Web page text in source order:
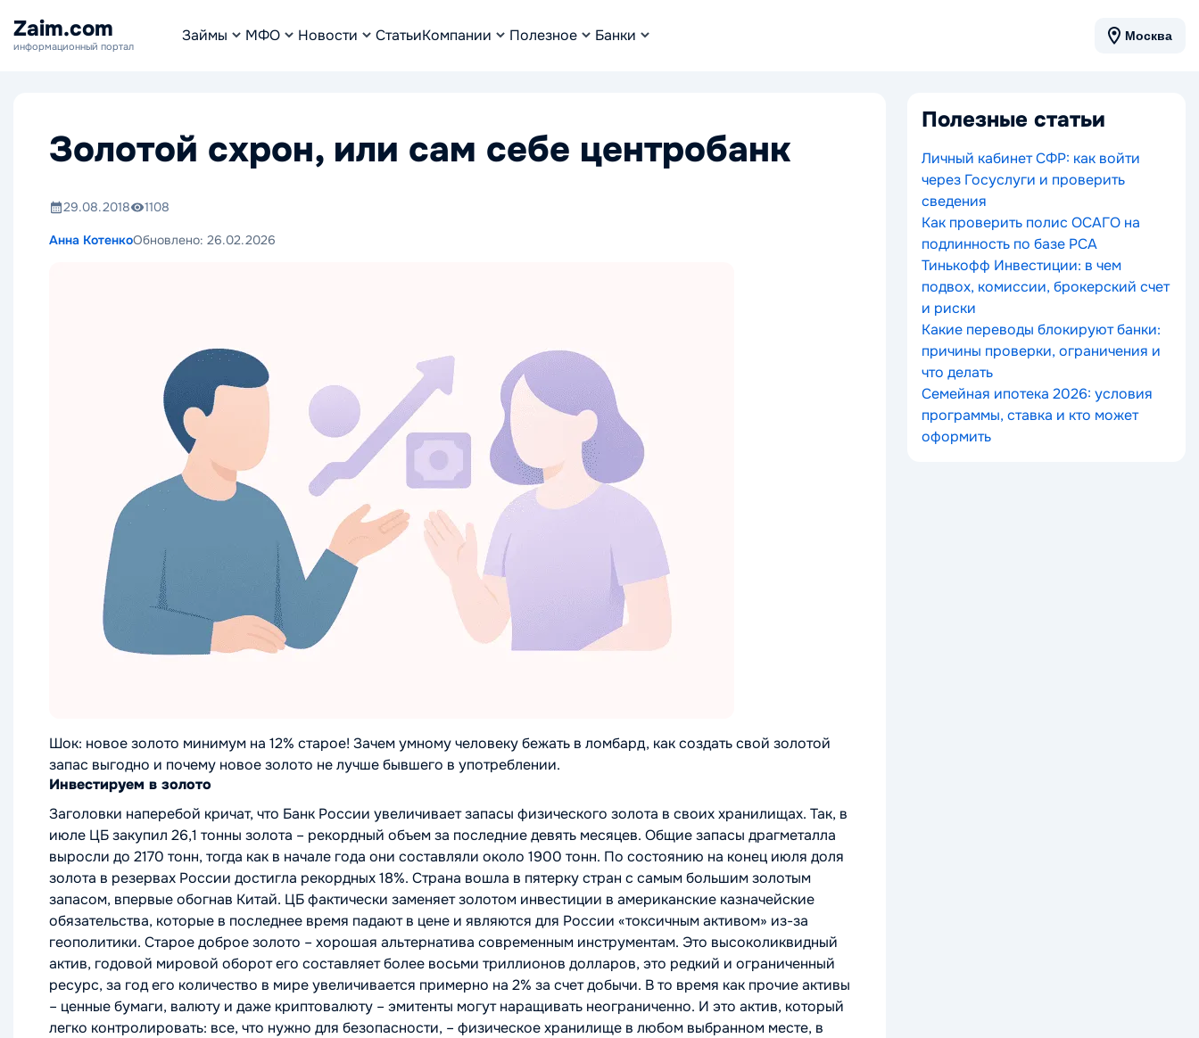
Zaim.com
информационный портал
Займы МФО Новости СтатьиКомпании Полезное Банки Москва
Золотой схрон, или сам себе центробанк
29.08.2018 1108
Анна КотенкоОбновлено: 26.02.2026
Шок: новое золото минимум на 12% старое! Зачем умному человеку бежать в ломбард, как создать свой золотой
запас выгодно и почему новое золото не лучше бывшего в употреблении.
Инвестируем в золото
Заголовки наперебой кричат, что Банк России увеличивает запасы физического золота в своих хранилищах. Так, в
июле ЦБ закупил 26,1 тонны золота – рекордный объем за последние девять месяцев. Общие запасы драгметалла
выросли до 2170 тонн, тогда как в начале года они составляли около 1900 тонн. По состоянию на конец июля доля
золота в резервах России достигла рекордных 18%. Страна вошла в пятерку стран с самым большим золотым
запасом, впервые обогнав Китай. ЦБ фактически заменяет золотом инвестиции в американские казначейские
обязательства, которые в последнее время падают в цене и являются для России «токсичным активом» из-за
геополитики. Старое доброе золото – хорошая альтернатива современным инструментам. Это высоколиквидный
актив, годовой мировой оборот его составляет более восьми триллионов долларов, это редкий и ограниченный
ресурс, за год его количество в мире увеличивается примерно на 2% за счет добычи. В то время как прочие активы
– ценные бумаги, валюту и даже криптовалюту – эмитенты могут наращивать неограниченно. И это актив, который
легко контролировать: все, что нужно для безопасности, – физическое хранилище в любом выбранном месте, в
Полезные статьи
Личный кабинет СФР: как войти
через Госуслуги и проверить
сведения
Как проверить полис ОСАГО на
подлинность по базе РСА
Тинькофф Инвестиции: в чем
подвох, комиссии, брокерский счет
и риски
Какие переводы блокируют банки:
причины проверки, ограничения и
что делать
Семейная ипотека 2026: условия
программы, ставка и кто может
оформить